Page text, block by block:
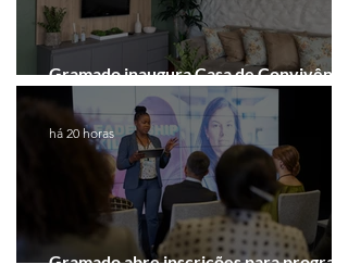
Gramado inaugura Casa de Convivência
dedicada às mulheres
Gramado abre inscrições para programa
há 20 horas